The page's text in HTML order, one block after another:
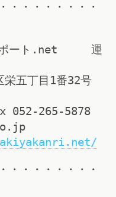
・・・・・・・・
サポート.net 運
五丁目1番32号
265-5878
・・・・・・・・